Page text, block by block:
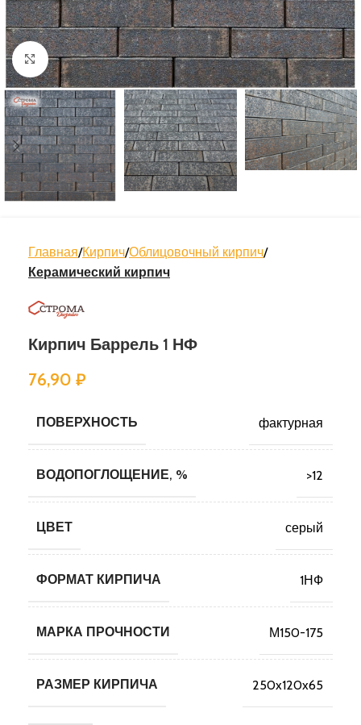
Нажмите, чтобы увеличить
Главная Кирпич Облицовочный кирпич
Керамический кирпич
Кирпич Баррель 1 НФ
76,90 ₽
ПОВЕРХНОСТЬ фактурная
ВОДОПОГЛОЩЕНИЕ, % >12
ЦВЕТ серый
ФОРМАТ КИРПИЧА 1НФ
МАРКА ПРОЧНОСТИ М150-175
РАЗМЕР КИРПИЧА 250x120x65